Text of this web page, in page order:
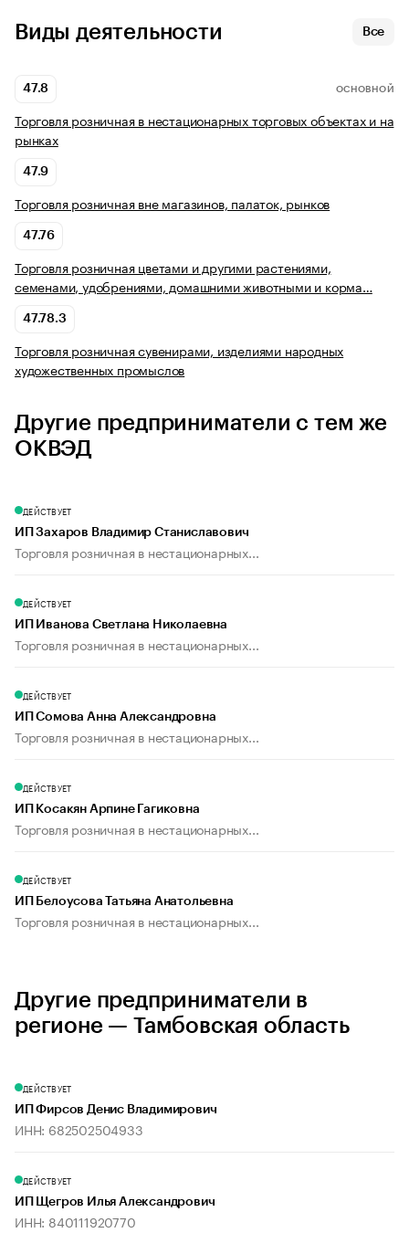
Виды деятельности Все
47.8 ОСНОВНОЙ
Торговля розничная в нестационарных торговых объектах и на
рынках
47.9
Торговля розничная вне магазинов, палаток, рынков
47.76
Торговля розничная цветами и другими растениями,
семенами, удобрениями, домашними животными и корма…
47.78.3
Торговля розничная сувенирами, изделиями народных
художественных промыслов
Другие предприниматели с тем же
ОКВЭД
ДЕЙСТВУЕТ
ИП Захаров Владимир Станиславович
Торговля розничная в нестационарных...
ДЕЙСТВУЕТ
ИП Иванова Светлана Николаевна
Торговля розничная в нестационарных...
ДЕЙСТВУЕТ
ИП Сомова Анна Александровна
Торговля розничная в нестационарных...
ДЕЙСТВУЕТ
ИП Косакян Арпине Гагиковна
Торговля розничная в нестационарных...
ДЕЙСТВУЕТ
ИП Белоусова Татьяна Анатольевна
Торговля розничная в нестационарных...
Другие предприниматели в
регионе — Тамбовская область
ДЕЙСТВУЕТ
ИП Фирсов Денис Владимирович
ИНН: 682502504933
ДЕЙСТВУЕТ
ИП Щегров Илья Александрович
ИНН: 840111920770